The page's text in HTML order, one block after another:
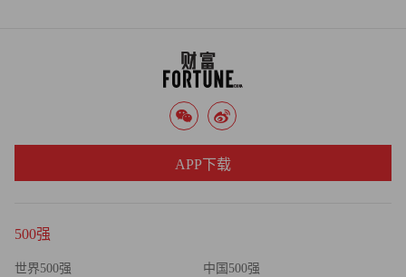
500强
世界500强 中国500强
APP下载